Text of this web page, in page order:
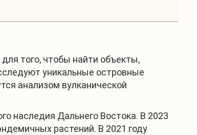
того, чтобы найти объекты,
уникальные островные
анализом вулканической
наследия Дальнего Востока. В 2023
растений. В 2021 году